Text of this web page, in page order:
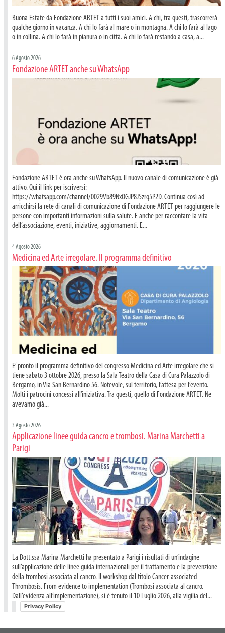
Buona Estate da Fondazione ARTET a tutti i suoi amici. A chi, tra questi, trascorrerà
qualche giorno in vacanza. A chi lo farà al mare o in montagna. A chi lo farà al lago
o in collina. A chi lo farà in pianura o in città. A chi lo farà restando a casa, a...
6 Agosto 2026
Fondazione ARTET anche su WhatsApp
Fondazione ARTET è ora anche su WhatsApp. Il nuovo canale di comunicazione è già
attivo. Qui il link per iscriversi:
https://whatsapp.com/channel/0029Vb89NxOGJP8J5zrq5P2D. Continua così ad
arricchirsi la rete di canali di comunicazione di Fondazione ARTET per raggiungere le
persone con importanti informazioni sulla salute. E anche per raccontare la vita
dell’associazione, eventi, iniziative, aggiornamenti. E...
4 Agosto 2026
Medicina ed Arte irregolare. Il programma definitivo
E’ pronto il programma definitivo del congresso Medicina ed Arte irregolare che si
tiene sabato 3 ottobre 2026, presso la Sala Teatro della Casa di Cura Palazzolo di
Bergamo, in Via San Bernardino 56. Notevole, sul territorio, l’attesa per l’evento.
Molti i patrocini concessi all’iniziativa. Tra questi, quello di Fondazione ARTET. Ne
avevamo già...
3 Agosto 2026
Applicazione linee guida cancro e trombosi. Marina Marchetti a
Parigi
La Dott.ssa Marina Marchetti ha presentato a Parigi i risultati di un’indagine
sull’applicazione delle linee guida internazionali per il trattamento e la prevenzione
della trombosi associata al cancro. Il workshop dal titolo Cancer-associated
Thrombosis. From evidence to implementation (Trombosi associata al cancro.
Dall’evidenza all’implementazione), si è tenuto il 10 Luglio 2026, alla vigilia del...
Privacy Policy